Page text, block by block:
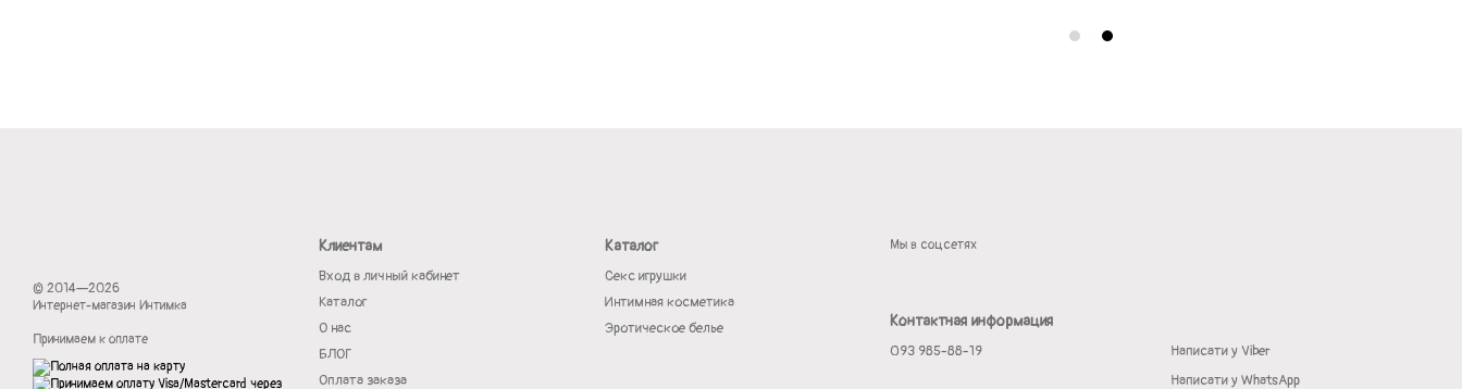
© 2014—2026
Интернет-магазин Интимка
Принимаем к оплате
Клиентам
Вход в личный кабинет
Каталог
О нас
БЛОГ
Оплата заказа
Каталог
Секс игрушки
Интимная косметика
Эротическое белье
Мы в соцсетях
Контактная информация
093 985-88-19
Написати у Viber
Написати у WhatsApp